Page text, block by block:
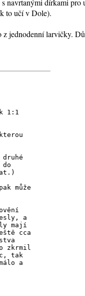
navrtanými dírkami
to učí v Dole).
jednodenní larvičky.
1:1
může
a
mají
cca
zkrmil
tak
a